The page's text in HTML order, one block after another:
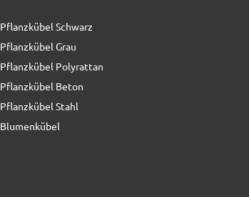
Pflanzkübel Schwarz
Pflanzkübel Grau
Pflanzkübel Polyrattan
Pflanzkübel Beton
Pflanzkübel Stahl
Blumenkübel